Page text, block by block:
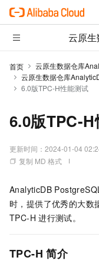
云原
首页
云原生数据仓库
云原生数据仓库
6.0版TPC-H性能测试
6.0版TPC-
更新时间： 2024-01-04
复制 MD 格式
AnalyticDB
时，提供了优秀的大数
TPC-H 进行测试。
TPC-H 简介